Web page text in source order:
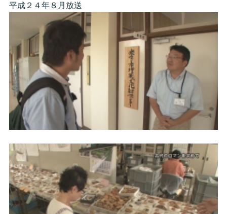
平成２４年８月放送